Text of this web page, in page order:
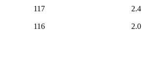
117 2.4
116 2.0